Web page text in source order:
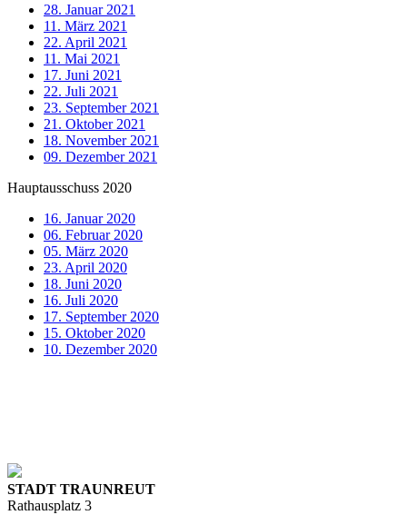
28. Januar 2021
11. März 2021
22. April 2021
11. Mai 2021
17. Juni 2021
22. Juli 2021
23. September 2021
21. Oktober 2021
18. November 2021
09. Dezember 2021
Hauptausschuss 2020
16. Januar 2020
06. Februar 2020
05. März 2020
23. April 2020
18. Juni 2020
16. Juli 2020
17. September 2020
15. Oktober 2020
10. Dezember 2020
STADT TRAUNREUT
Rathausplatz 3